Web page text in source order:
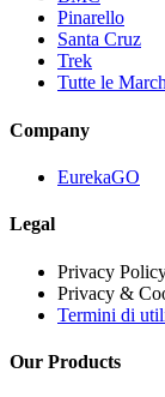
Pinarello
Santa Cruz
Trek
Tutte le
Company
EurekaGO
Legal
Privacy
Privacy &
Termini di
Our Products